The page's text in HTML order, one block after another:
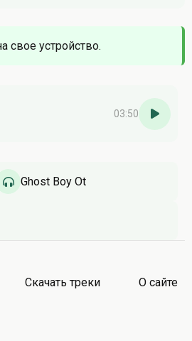
свое устройство.
03:50
Ghost Boy Ot
Скачать треки О сайте